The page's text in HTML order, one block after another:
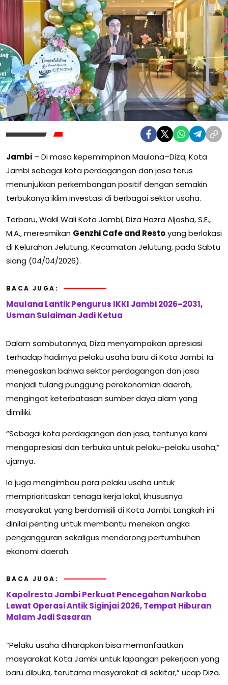
Jambi – Di masa kepemimpinan Maulana–Diza, Kota
Jambi sebagai kota perdagangan dan jasa terus
menunjukkan perkembangan positif dengan semakin
terbukanya iklim investasi di berbagai sektor usaha.
Terbaru, Wakil Wali Kota Jambi, Diza Hazra Aljosha, S.E.,
M.A., meresmikan Genzhi Cafe and Restoyang berlokasi
di Kelurahan Jelutung, Kecamatan Jelutung, pada Sabtu
siang (04/04/2026).
BACA JUGA:
Maulana Lantik Pengurus IKKI Jambi 2026–2031,
Usman Sulaiman Jadi Ketua
Dalam sambutannya, Diza menyampaikan apresiasi
terhadap hadirnya pelaku usaha baru di Kota Jambi. Ia
menegaskan bahwa sektor perdagangan dan jasa
menjadi tulang punggung perekonomian daerah,
mengingat keterbatasan sumber daya alam yang
dimiliki.
“Sebagai kota perdagangan dan jasa, tentunya kami
mengapresiasi dan terbuka untuk pelaku-pelaku usaha,”
ujarnya.
Ia juga mengimbau para pelaku usaha untuk
memprioritaskan tenaga kerja lokal, khususnya
masyarakat yang berdomisili di Kota Jambi. Langkah ini
dinilai penting untuk membantu menekan angka
pengangguran sekaligus mendorong pertumbuhan
ekonomi daerah.
BACA JUGA:
Kapolresta Jambi Perkuat Pencegahan Narkoba
Lewat Operasi Antik Siginjai 2026, Tempat Hiburan
Malam Jadi Sasaran
“Pelaku usaha diharapkan bisa memanfaatkan
masyarakat Kota Jambi untuk lapangan pekerjaan yang
baru dibuka, terutama masyarakat di sekitar,” ucap Diza.